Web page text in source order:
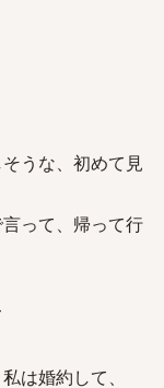
うな、初めて見
って、帰って行
は婚約して、